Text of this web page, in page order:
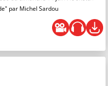
par Michel Sardou